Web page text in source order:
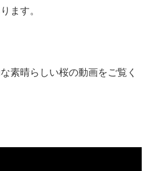
ます。
素晴らしい桜の動画をご覧く